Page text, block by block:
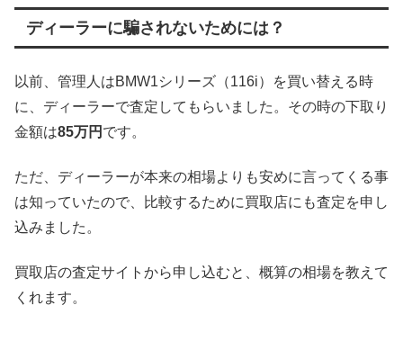
ディーラーに騙されないためには？
以前、管理人はBMW1シリーズ（116i）を買い替える時
に、ディーラーで査定してもらいました。その時の下取り
金額は85万円 です。
ただ、ディーラーが本来の相場よりも安めに言ってくる事
は知っていたので、比較するために買取店にも査定を申し
込みました。
買取店の査定サイトから申し込むと、概算の相場を教えて
くれます。